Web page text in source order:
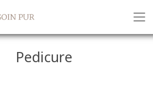
Pedicure